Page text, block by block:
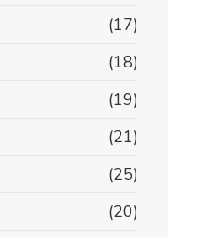
(17)
(18)
(19)
(21)
(25)
(20)